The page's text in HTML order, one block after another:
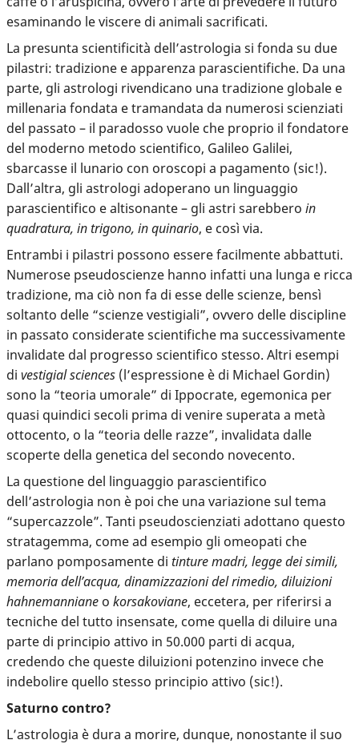
esaminando le viscere di animali sacrificati.
La presunta scientificità dell’astrologia si fonda su due
pilastri: tradizione e apparenza parascientifiche. Da una
parte, gli astrologi rivendicano una tradizione globale e
millenaria fondata e tramandata da numerosi scienziati
del passato – il paradosso vuole che proprio il fondatore
del moderno metodo scientifico, Galileo Galilei,
sbarcasse il lunario con oroscopi a pagamento (sic!).
Dall’altra, gli astrologi adoperano un linguaggio
parascientifico e altisonante – gli astri sarebbero in
quadratura, in trigono, in quinario, e così via.
Entrambi i pilastri possono essere facilmente abbattuti.
Numerose pseudoscienze hanno infatti una lunga e ricca
tradizione, ma ciò non fa di esse delle scienze, bensì
soltanto delle “scienze vestigiali”, ovvero delle discipline
in passato considerate scientifiche ma successivamente
invalidate dal progresso scientifico stesso. Altri esempi
di vestigial sciences (l’espressione è di Michael Gordin)
sono la “teoria umorale” di Ippocrate, egemonica per
quasi quindici secoli prima di venire superata a metà
ottocento, o la “teoria delle razze”, invalidata dalle
scoperte della genetica del secondo novecento.
La questione del linguaggio parascientifico
dell’astrologia non è poi che una variazione sul tema
“supercazzole”. Tanti pseudoscienziati adottano questo
stratagemma, come ad esempio gli omeopati che
parlano pomposamente di tinture madri, legge dei simili,
memoria dell’acqua, dinamizzazioni del rimedio, diluizioni
hahnemanniane o korsakoviane, eccetera, per riferirsi a
tecniche del tutto insensate, come quella di diluire una
parte di principio attivo in 50.000 parti di acqua,
credendo che queste diluizioni potenzino invece che
indebolire quello stesso principio attivo (sic!).
Saturno contro?
L’astrologia è dura a morire, dunque, nonostante il suo